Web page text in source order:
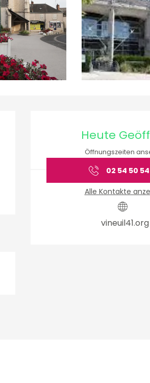
Heute
Öffnungszeiten
02 54 50 54
Alle Kontakte
vineuil41.org